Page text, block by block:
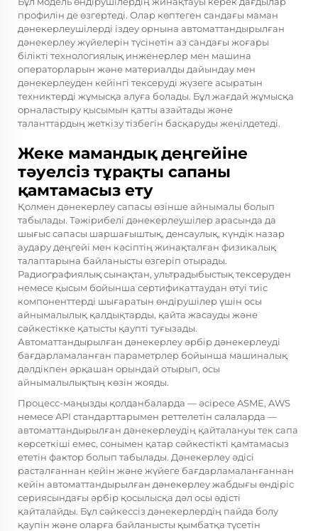
профилін де өзгертеді. Олар көптеген сандағы маман
дәнекерлеушілерді іздеу орнына автоматтандырылған
дәнекерлеу жүйелерін түсінетін аз сандағы жоғары
білікті технологиялық инженерлер мен машина
операторларын және материалды дайындау мен
дәнекерлеуден кейінгі тексеруді жүзеге асыратын
техниктерді жұмысқа алуға болады. Бұл жағдай жұмысқа
орналастыру қысымын қатты азайтады және
таланттардың жеткізу тізбегін басқаруды жеңілдетеді.
Жеке мамандық деңгейіне
тәуелсіз тұрақты сапаны
қамтамасыз ету
Қолмен дәнекерлеу сапасы өзінше айнымалы болып
табылады. Тәжірибелі дәнекерлеушілер арасында да
шығыс сапасы шаршағыштық, денсаулық, күндік назар
аудару деңгейі мен кәсіптің жинақталған физикалық
талаптарына байланысты өзгеріп отырады.
Радиографиялық сынақтан, ультрадыбыстық тексеруден
немесе қысым бойынша сертификаттаудан өтуі тиіс
компоненттерді шығаратын өндірушілер үшін осы
айнымалылық қалдықтарды, қайта жасауды және
сәйкестікке қатысты қаупті туғызады.
Автоматтандырылған дәнекерлеу әрбір дәнекерлеуді
бағдарламаланған параметрлер бойынша машиналық
дәлдікпен әрқашан орындай отырып, осы
айнымалылықтың көзін жояды.
Процесс-маңызды қолданбаларда — әсіресе ASME, AWS
немесе API стандарттарымен реттелетін салаларда —
автоматтандырылған дәнекерлеудің қайталануы тек сапа
көрсеткіші емес, сонымен қатар сәйкестікті қамтамасыз
ететін фактор болып табылады. Дәнекерлеу әдісі
расталғаннан кейін және жүйеге бағдарламаланғаннан
кейін автоматтандырылған дәнекерлеу жабдығы өндіріс
сериясындағы әрбір қосылысқа дәл осы әдісті
қайталайды. Бұл сәйкессіз дәнекерлердің пайда болу
қаупін және оларға байланысты қымбатқа түсетін